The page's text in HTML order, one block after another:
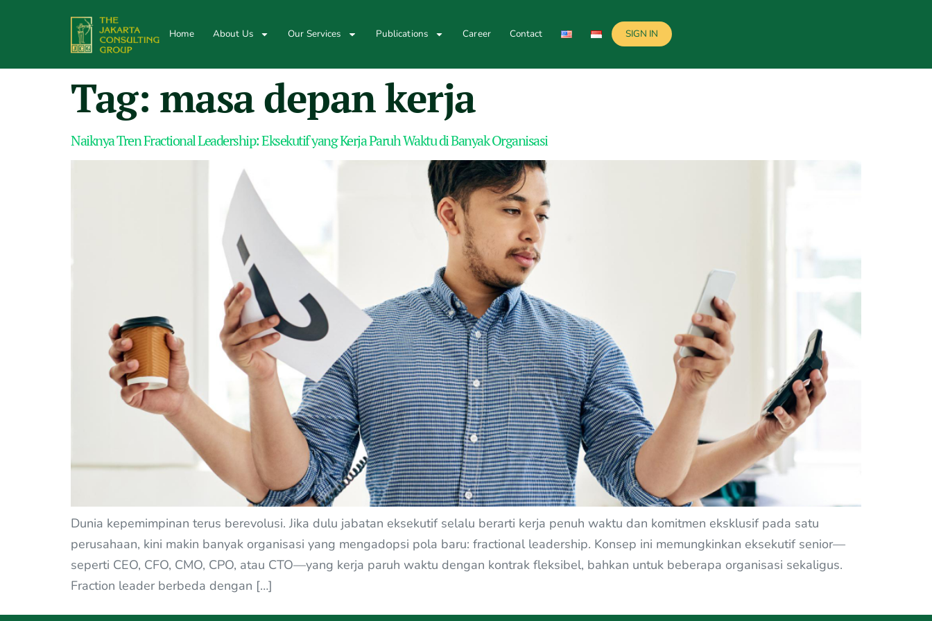
Home About Us Our Services Publications Career Contact SIGN IN
Tag: masa depan kerja
Naiknya Tren Fractional Leadership: Eksekutif yang Kerja Paruh Waktu di Banyak Organisasi
Dunia kepemimpinan terus berevolusi. Jika dulu jabatan eksekutif selalu berarti kerja penuh waktu dan komitmen eksklusif pada satu
perusahaan, kini makin banyak organisasi yang mengadopsi pola baru: fractional leadership. Konsep ini memungkinkan eksekutif senior—
seperti CEO, CFO, CMO, CPO, atau CTO—yang kerja paruh waktu dengan kontrak fleksibel, bahkan untuk beberapa organisasi sekaligus.
Fraction leader berbeda dengan […]